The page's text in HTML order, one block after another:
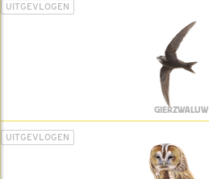
UITGEVLOGEN
GIERZWALUW
UITGEVLOGEN